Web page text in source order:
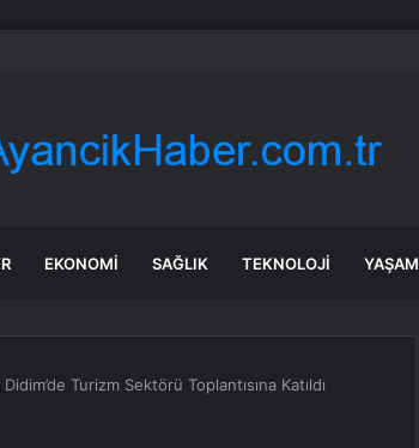
failleri tespit edildi! 5 yaban keçisi için ceza uygulandı
EKONOMI SAĞLIK TEKNOLOJI YAŞAM
Turizm Sektörü Toplantısına Katıldı